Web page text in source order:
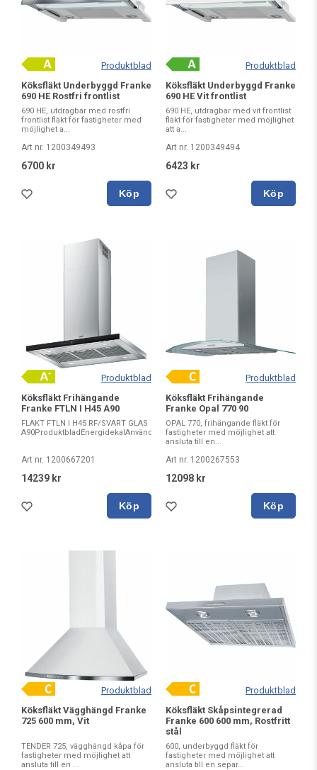
Produktblad
Köksfläkt Underbyggd Franke
690 HE Rostfri frontlist
690 HE, utdragbar med rostfri
frontlist fläkt för fastigheter med
möjlighet a...
Art nr. 1200349493
6700 kr
Köp
Produktblad
Köksfläkt Underbyggd Franke
690 HE Vit frontlist
690 HE, utdragbar med vit frontlist
fläkt för fastigheter med möjlighet
att a...
Art nr. 1200349494
6423 kr
Köp
Produktblad
Köksfläkt Frihängande
Franke FTLN I H45 A90
FLÄKT FTLN I H45 RF/SVART GLAS
A90ProduktbladEnergidekalAnvändarmanualAnvända...
Art nr. 1200667201
14239 kr
Köp
Produktblad
Köksfläkt Frihängande
Franke Opal 770 90
OPAL 770, frihängande fläkt för
fastigheter med möjlighet att
ansluta till en...
Art nr. 1200267553
12098 kr
Köp
Produktblad
Köksfläkt Vägghängd Franke
725 600 mm, Vit
TENDER 725, vägghängd kåpa för
fastigheter med möjlighet att
ansluta till en ...
Produktblad
Köksfläkt Skåpsintegrerad
Franke 600 600 mm, Rostfritt
stål
600, underbyggd fläkt för
fastigheter med möjlighet att
ansluta till en separ...